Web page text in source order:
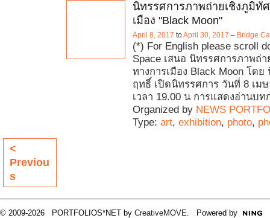
นิทรรศการภาพถ่ายเชิงภูมิทั
เมือง "Black Moon"
April 8, 2017 toApril 30, 2017 – Bridge
(*) For English please scroll
Space เสนอ นิทรรศการภาพถ่
ทางการเมือง Black Moon โด
ฤทธิ์ เปิดนิทรรศการ วันที่ 8 เม
เวลา 19.00 น การแสดงอ่านบท
Organized by NEWS
Type: art, exhibition, photo,
<
Previou
s
© 2009-2026 PORTFOLIOS*NET by CreativeMOVE . Powered by